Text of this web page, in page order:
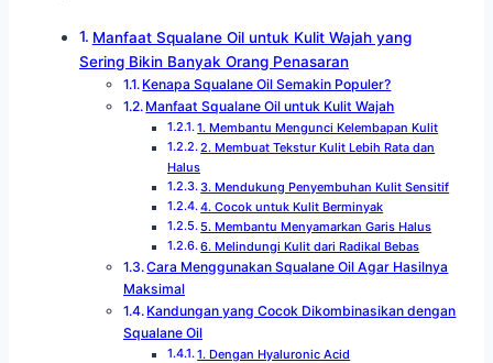
Manfaat Squalane Oil untuk Kulit Wajah yang
Sering Bikin Banyak Orang Penasaran
Kenapa Squalane Oil Semakin Populer?
Manfaat Squalane Oil untuk Kulit Wajah
1. Membantu Mengunci Kelembapan Kulit
2. Membuat Tekstur Kulit Lebih Rata dan
Halus
3. Mendukung Penyembuhan Kulit Sensitif
4. Cocok untuk Kulit Berminyak
5. Membantu Menyamarkan Garis Halus
6. Melindungi Kulit dari Radikal Bebas
Cara Menggunakan Squalane Oil Agar Hasilnya
Maksimal
Kandungan yang Cocok Dikombinasikan dengan
Squalane Oil
1. Dengan Hyaluronic Acid